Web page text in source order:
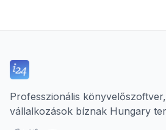
Professzionális
vállalkozások bíznak Hungary